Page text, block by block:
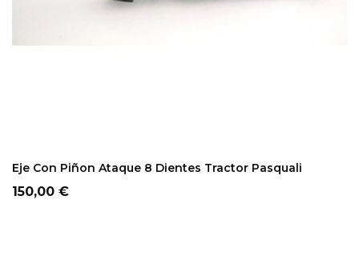
Eje Con Piñon Ataque 8 Dientes Tractor Pasquali
Precio
150,00 €